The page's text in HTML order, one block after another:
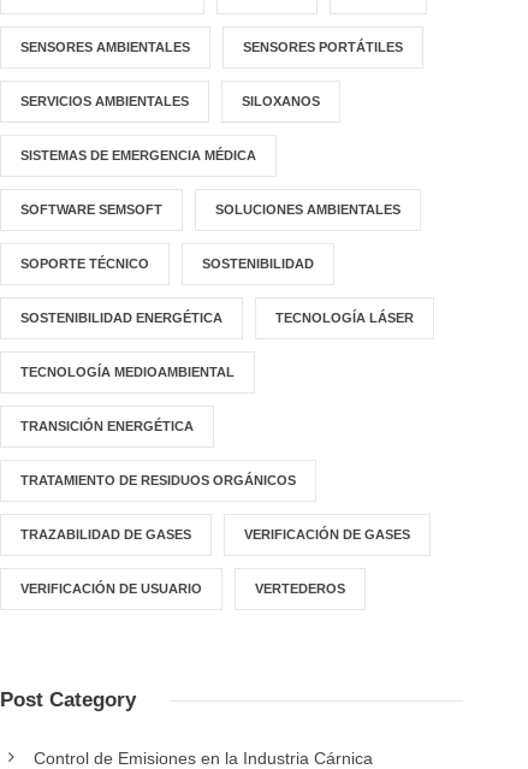
SENSORES AMBIENTALES SENSORES PORTÁTILES
SERVICIOS AMBIENTALES SILOXANOS
SISTEMAS DE EMERGENCIA MÉDICA
SOFTWARE SEMSOFT SOLUCIONES AMBIENTALES
SOPORTE TÉCNICO SOSTENIBILIDAD
SOSTENIBILIDAD ENERGÉTICA TECNOLOGÍA LÁSER
TECNOLOGÍA MEDIOAMBIENTAL
TRANSICIÓN ENERGÉTICA
TRATAMIENTO DE RESIDUOS ORGÁNICOS
TRAZABILIDAD DE GASES VERIFICACIÓN DE GASES
VERIFICACIÓN DE USUARIO VERTEDEROS
Post Category
Control de Emisiones en la Industria Cárnica